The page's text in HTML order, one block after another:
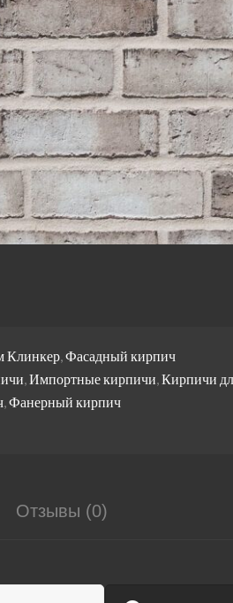
Клинкер,Фасадный кирпич
,Импортные кирпичи,Кирпичи
,Фанерный кирпич
Отзывы (0)